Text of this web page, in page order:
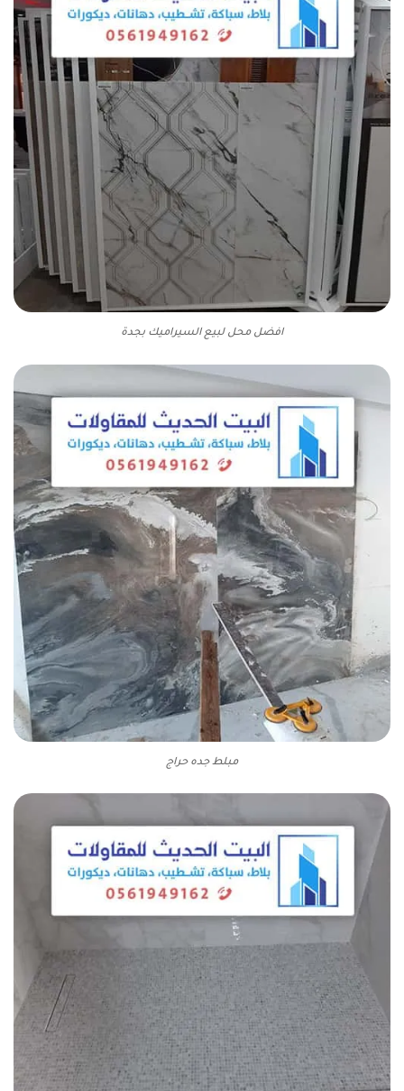
افضل محل لبيع السيراميك بجدة
مبلط جده حراج